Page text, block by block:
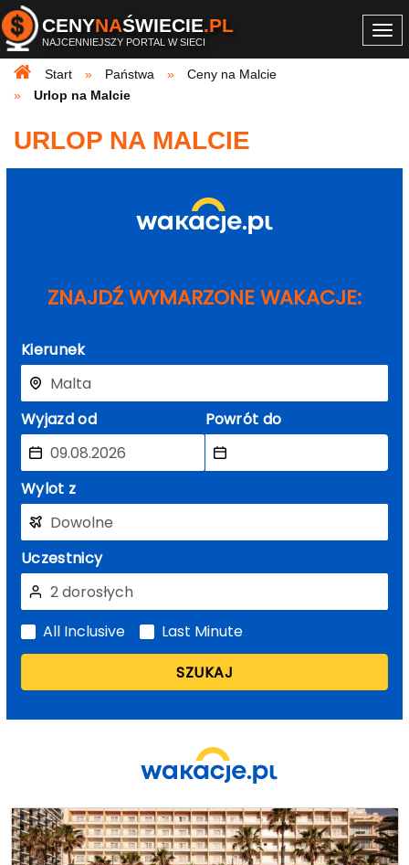
CENYNAŚWIECIE.PL
NAJCENNIEJSZY PORTAL W SIECI
Start
Państwa
Ceny na Malcie
Urlop na Malcie
URLOP NA MALCIE
ZNAJDŹ WYMARZONE WAKACJE:
Kierunek
Wyjazd od Powrót do
Wylot z
Uczestnicy
SZUKAJ
All Inclusive Last Minute